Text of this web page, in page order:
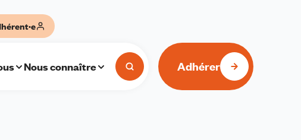
Nous connaître Adhérer